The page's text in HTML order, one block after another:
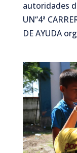
autoridades
UN“4ª
DE AYUDA